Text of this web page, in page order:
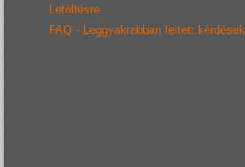
Letöltésre
FAQ - Leggyakrabban feltett kérdések